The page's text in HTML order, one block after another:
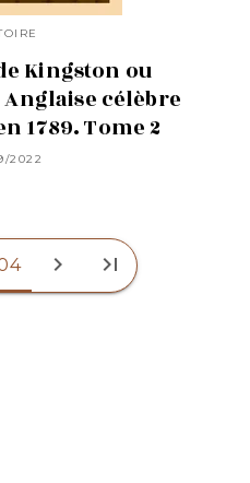
Kingston ou
célèbre
1789. Tome 2
2022
chevron_right last_page